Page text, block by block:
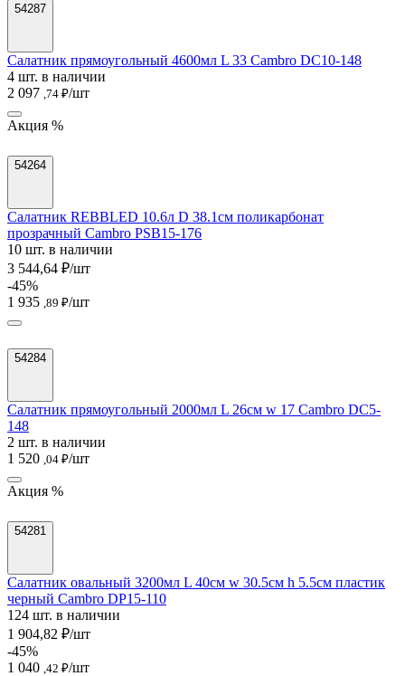
54287
Салатник прямоугольный 4600мл L 33 Cambro DC10-148
4 шт. в наличии
2 097 ,74 ₽/шт
Акция %
54264
Салатник REBBLED 10.6л D 38.1см поликарбонат
прозрачный Cambro PSB15-176
10 шт. в наличии
3 544,64 ₽/шт
-45%
1 935 ,89 ₽/шт
54284
Салатник прямоугольный 2000мл L 26см w 17 Cambro DC5-
148
2 шт. в наличии
1 520 ,04 ₽/шт
Акция %
54281
Салатник овальный 3200мл L 40см w 30.5см h 5.5см пластик
черный Cambro DP15-110
124 шт. в наличии
1 904,82 ₽/шт
-45%
1 040 ,42 ₽/шт